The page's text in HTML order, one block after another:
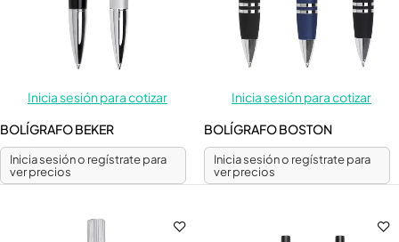
Inicia sesión para cotizar
BOLÍGRAFO BEKER
Inicia sesión o regístrate para
ver precios
Inicia sesión para cotizar
BOLÍGRAFO BOSTON
Inicia sesión o regístrate para
ver precios